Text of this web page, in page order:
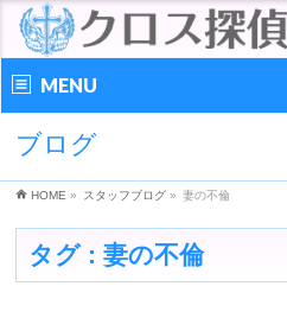
MENU
ブログ
HOME » スタッフブログ » 妻の不倫
タグ : 妻の不倫